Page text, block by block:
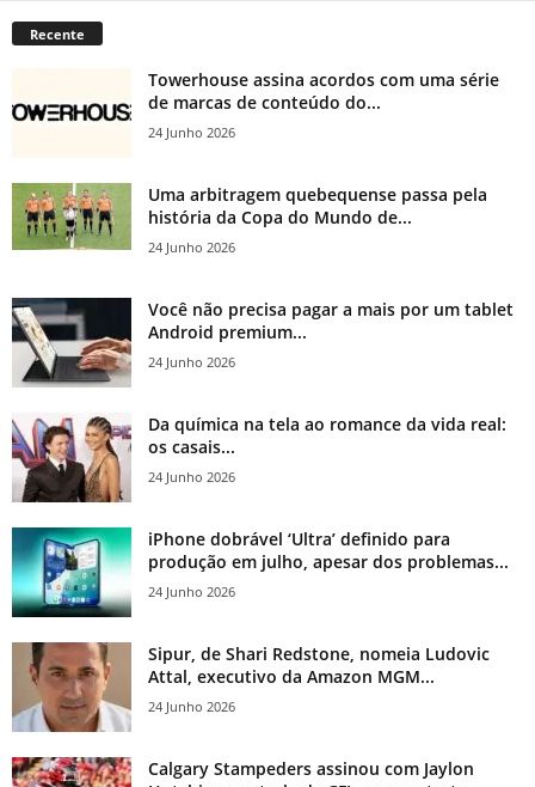
Recente
Towerhouse assina acordos com uma série
de marcas de conteúdo do...
24 Junho 2026
Uma arbitragem quebequense passa pela
história da Copa do Mundo de...
24 Junho 2026
Você não precisa pagar a mais por um tablet
Android premium...
24 Junho 2026
Da química na tela ao romance da vida real:
os casais...
24 Junho 2026
iPhone dobrável ‘Ultra’ definido para
produção em julho, apesar dos problemas...
24 Junho 2026
Sipur, de Shari Redstone, nomeia Ludovic
Attal, executivo da Amazon MGM...
24 Junho 2026
Calgary Stampeders assinou com Jaylon